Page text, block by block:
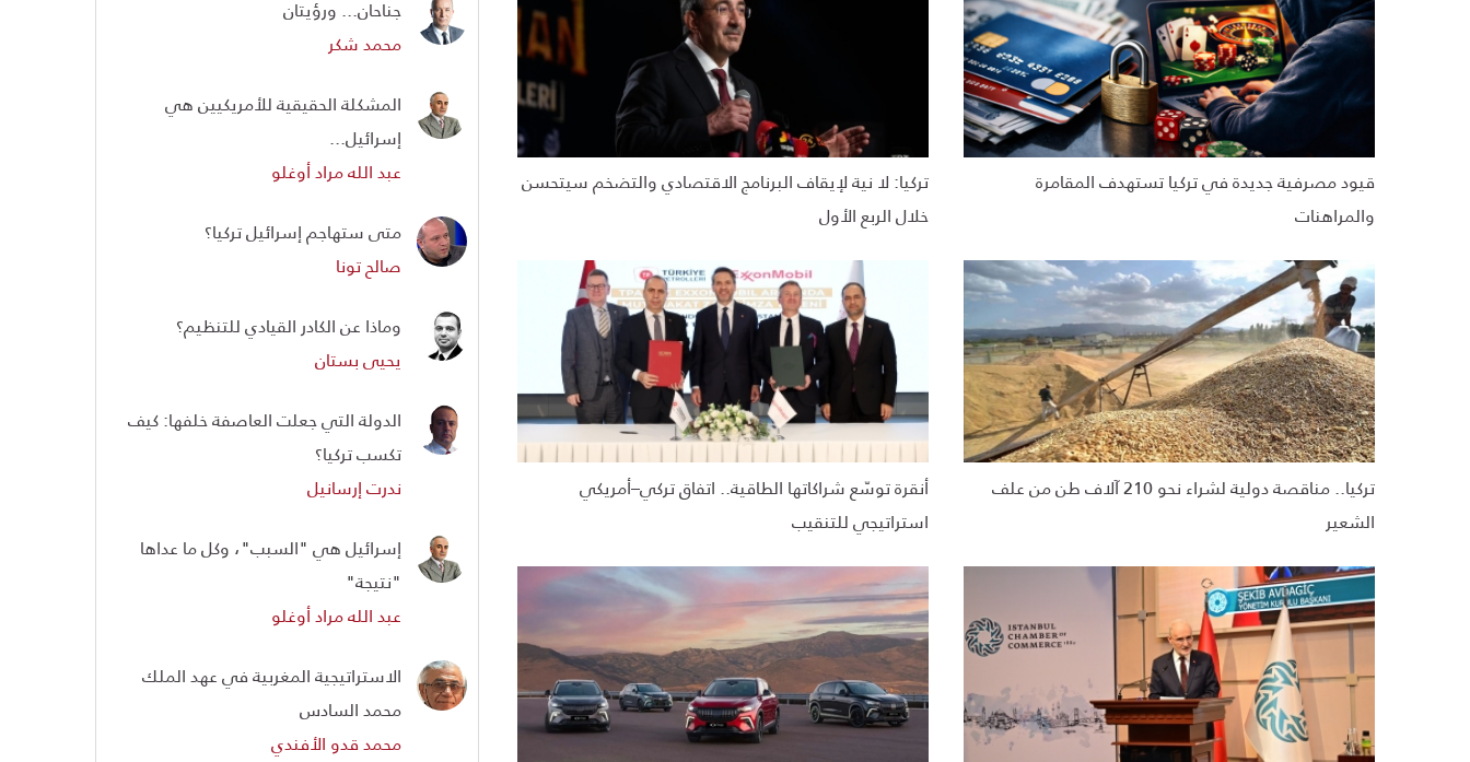
قيود مصرفية جديدة في تركيا تستهدف المقامرة
والمراهنات
تركيا: لا نية لإيقاف البرنامج الاقتصادي والتضخم سيتحسن
خلال الربع الأول
تركيا.. مناقصة دولية لشراء نحو 210 آلاف طن من علف
الشعير
أنقرة توسّع شراكاتها الطاقية.. اتفاق تركي–أمريكي
استراتيجي للتنقيب
جناحان... ورؤيتان
محمد شكر
المشكلة الحقيقية للأمريكيين هي
إسرائيل...
عبد الله مراد أوغلو
متى ستهاجم إسرائيل تركيا؟
صالح تونا
وماذا عن الكادر القيادي للتنظيم؟
يحيى بستان
الدولة التي جعلت العاصفة خلفها: كيف
تكسب تركيا؟
ندرت إرسانيل
إسرائيل هي "السبب"، وكل ما عداها
"نتيجة"
عبد الله مراد أوغلو
الاستراتيجية المغربية في عهد الملك
محمد السادس
محمد قدو الأفندي